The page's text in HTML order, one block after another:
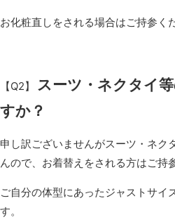
お化粧直しをされる場合はご持参く
【Q2】
スーツ・ネクタイ
すか？
申し訳ございませんがスーツ・ネク
んので、お着替えをされる方はご持
ご自分の体型にあったジャストサイ
す。